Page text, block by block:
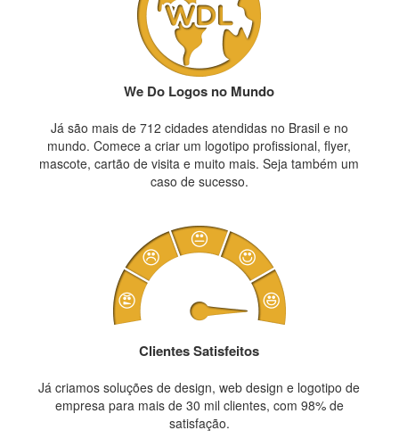
We Do Logos no Mundo
Já são mais de 712 cidades atendidas no Brasil e no
mundo. Comece a criar um logotipo profissional, flyer,
mascote, cartão de visita e muito mais. Seja também um
caso de sucesso.
Clientes Satisfeitos
Já criamos soluções de design, web design e logotipo de
empresa para mais de 30 mil clientes, com 98% de
satisfação.